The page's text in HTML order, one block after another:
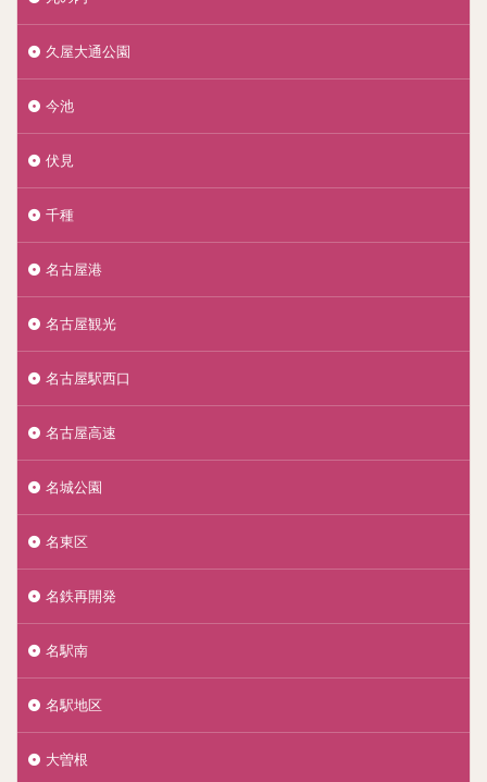
久屋大通公園
今池
伏見
千種
名古屋港
名古屋観光
名古屋駅西口
名古屋高速
名城公園
名東区
名鉄再開発
名駅南
名駅地区
大曽根